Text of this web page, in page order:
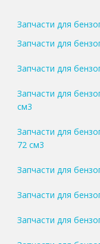
Запчасти для
Запчасти для
Запчасти для
Запчасти для
см3
Запчасти для
72 см3
Запчасти для
Запчасти для
Запчасти для